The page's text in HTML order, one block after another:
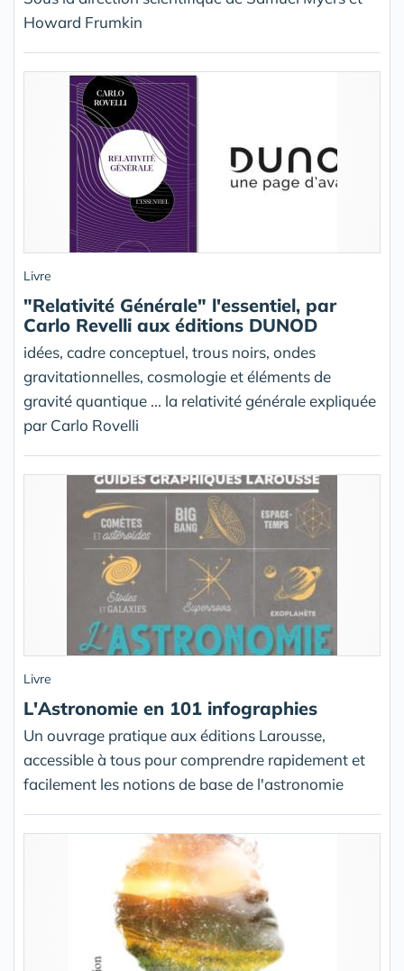
Howard Frumkin
Livre
"Relativité Générale" l'essentiel, par
Carlo Revelli aux éditions DUNOD
idées, cadre conceptuel, trous noirs, ondes
gravitationnelles, cosmologie et éléments de
gravité quantique ... la relativité générale expliquée
par Carlo Rovelli
Livre
L'Astronomie en 101 infographies
Un ouvrage pratique aux éditions Larousse,
accessible à tous pour comprendre rapidement et
facilement les notions de base de l'astronomie